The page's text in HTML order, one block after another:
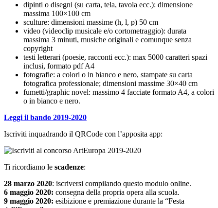
dipinti o disegni (su carta, tela, tavola ecc.): dimensione
massima 100×100 cm
sculture: dimensioni massime (h, l, p) 50 cm
video (videoclip musicale e/o cortometraggio): durata
massima 3 minuti, musiche originali e comunque senza
copyright
testi letterari (poesie, racconti ecc.): max 5000 caratteri spazi
inclusi, formato pdf A4
fotografie: a colori o in bianco e nero, stampate su carta
fotografica professionale; dimensioni massime 30×40 cm
fumetti/graphic novel: massimo 4 facciate formato A4, a colori
o in bianco e nero.
Leggi il bando 2019-2020
Iscriviti inquadrando il QRCode con l’apposita app:
Ti ricordiamo le scadenze:
28 marzo 2020: iscriversi compilando questo modulo online.
6 maggio 2020: consegna della propria opera alla scuola.
9 maggio 2020: esibizione e premiazione durante la “Festa